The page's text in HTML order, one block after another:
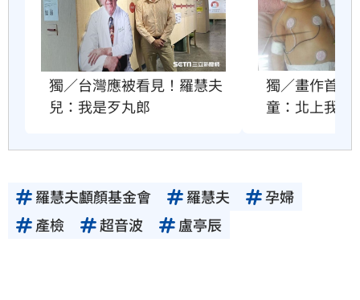
獨／台灣應被看見！羅慧夫
兒：我是歹丸郎
獨／畫作首次
童：北上我付
羅慧夫顱顏基金會 羅慧夫
孕婦
產檢
超音波 盧亭辰